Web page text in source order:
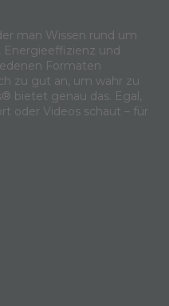
man Wissen rund um
und
Formaten
zu gut an, um wahr zu
bietet genau das. Egal,
oder Videos schaut – für